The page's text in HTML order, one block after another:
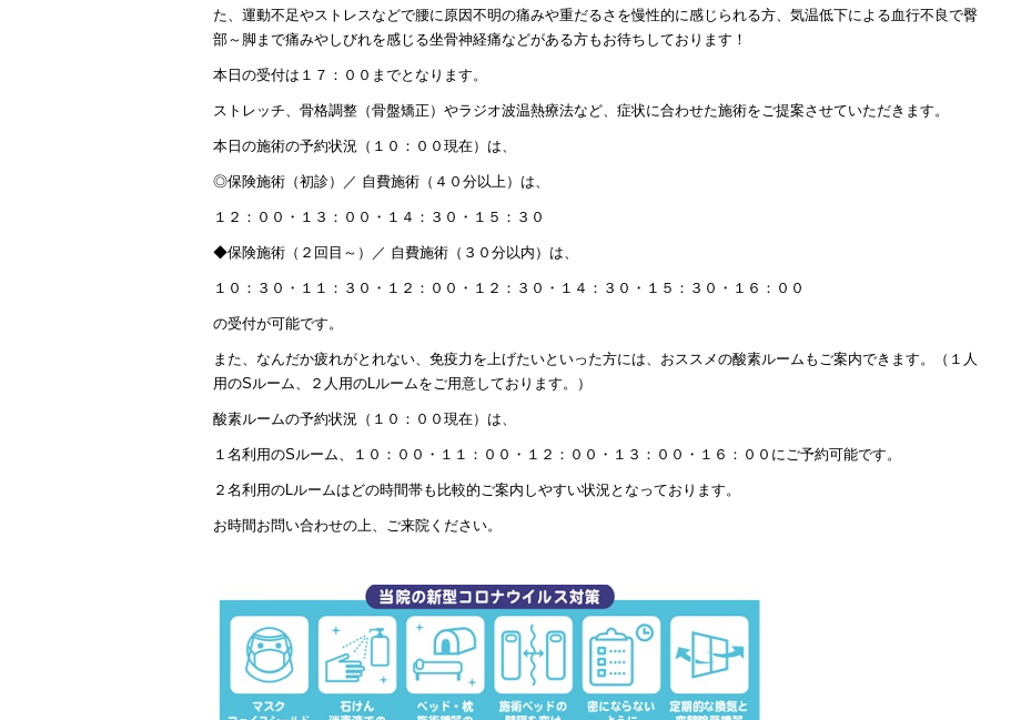
た、運動不足やストレスなどで腰に原因不明の痛みや重だるさを慢性的に感じられる方、気温低下による血行不良で臀
部～脚まで痛みやしびれを感じる坐骨神経痛などがある方もお待ちしております！
本日の受付は１７：００までとなります。
ストレッチ、骨格調整（骨盤矯正）やラジオ波温熱療法など、症状に合わせた施術をご提案させていただきます。
本日の施術の予約状況（１０：００現在）は、
◎保険施術（初診）／ 自費施術（４０分以上）は、
１２：００・１３：００・１４：３０・１５：３０
◆保険施術（２回目～）／ 自費施術（３０分以内）は、
１０：３０・１１：３０・１２：００・１２：３０・１４：３０・１５：３０・１６：００
の受付が可能です。
また、なんだか疲れがとれない、免疫力を上げたいといった方には、おススメの酸素ルームもご案内できます。（１人
用のSルーム、２人用のLルームをご用意しております。）
酸素ルームの予約状況（１０：００現在）は、
１名利用のSルーム、１０：００・１１：００・１２：００・１３：００・１６：００にご予約可能です。
２名利用のLルームはどの時間帯も比較的ご案内しやすい状況となっております。
お時間お問い合わせの上、ご来院ください。